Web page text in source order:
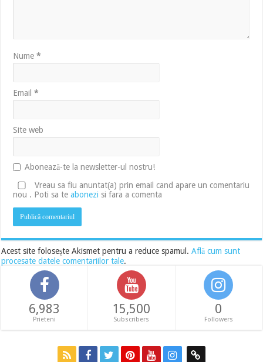
Nume*
Email*
Site web
Abonează-te la newsletter-ul nostru!
Vreau sa fiu anuntat(a) prin email cand apare un comentariu
nou . Poti sa teabonezi si fara a comenta
Acest site folosește Akismet pentru a reduce spamul.Află cum sunt
procesate datele comentariilor tale.
6,983
Prieteni
15,500
Subscribers
0
Followers